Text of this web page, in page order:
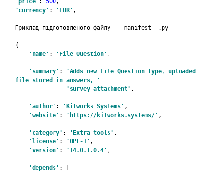
'price' : 500,
'currency' : 'EUR' ,
Приклад підготовленого файлу  __manifest__.py
{
'name' : 'File Question' ,
'summary' :
'Adds new File Question type, uploaded
file stored in answers, '
               'survey attachment'
,
'author' : 'Kitworks Systems' ,
'website' : 'https://kitworks.systems/' ,
'category' : 'Extra tools' ,
'license' : 'OPL-1' ,
'version' : '14.0.1.0.4' ,
'depends' : [